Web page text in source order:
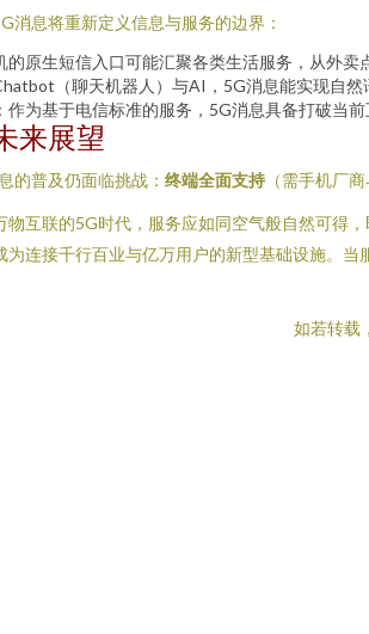
消息将重新定义信息与服务的边界：
的原生短信入口可能汇聚各类生活服务，从外卖
（聊天机器人）与AI，5G消息能实现自
：作为基于电信标准的服务，5G消息具备打破当
来展望
的普及仍面临挑战： 终端全面支持 （需手机厂
物互联的5G时代，服务应如同空气般自然可得
为连接千行百业与亿万用户的新型基础设施。
如若转载